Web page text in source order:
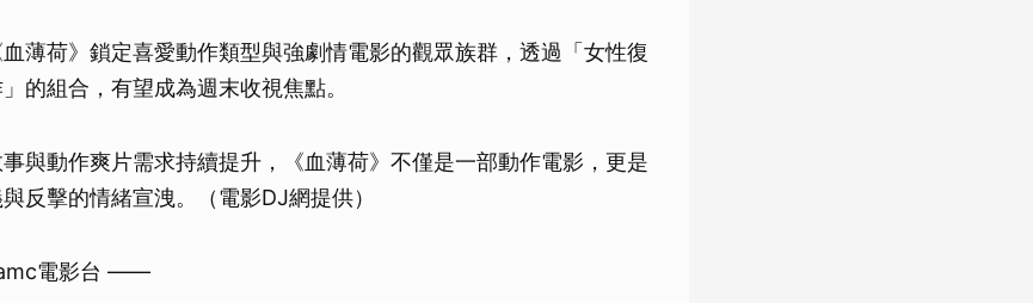
薄荷》鎖定喜愛動作類型與強劇情電影的觀眾族群，透過「女性復
的組合，有望成為週末收視焦點。
與動作爽片需求持續提升，《血薄荷》不僅是一部動作電影，更是
反擊的情緒宣洩。（電影DJ網提供）
電影台 ——